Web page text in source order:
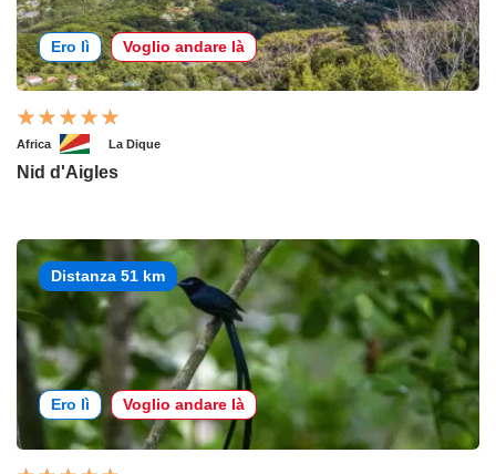
Ero lì Voglio andare là
Africa La Dique
Nid d'Aigles
Distanza 51 km
Ero lì Voglio andare là